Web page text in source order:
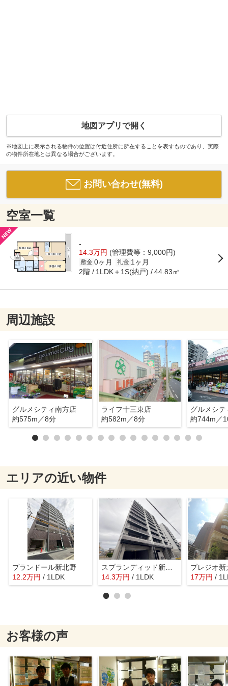
地図アプリで開く
※地図上に表示される物件の位置は付近住所に所在することを表すものであり、実際
の物件所在地とは異なる場合がございます。
お問い合わせ(無料)
空室一覧
-
14.3万円 (管理費等：9,000円)
敷金 0ヶ月 礼金 1ヶ月
2階 1LDK＋1S(納戸) 44.83㎡
周辺施設
グルメシティ南方店
約575m／8分
ライフ十三東店
約582m／8分
グルメシテ
約744m／
エリアの近い物件
プランドール新北野
12.2万円 / 1LDK
スプランディッド新大阪6
14.3万円 / 1LDK
プレジオ
17万円 /
お客様の声